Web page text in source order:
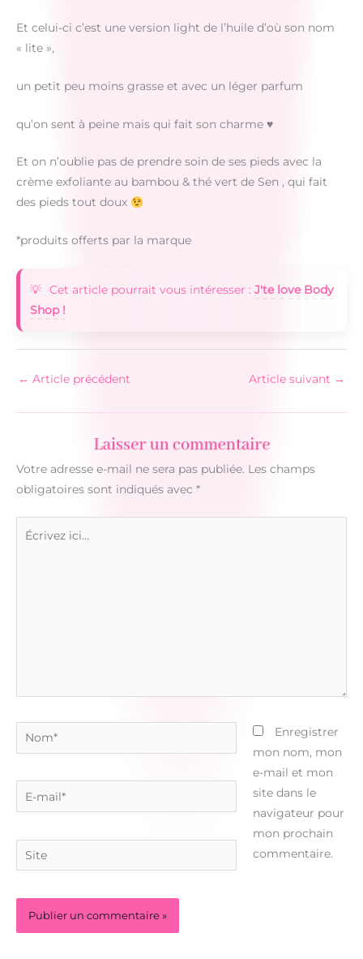
Et celui-ci c’est une version light de l’huile d’où son nom
« lite »,
un petit peu moins grasse et avec un léger parfum
qu’on sent à peine mais qui fait son charme ♥
Et on n’oublie pas de prendre soin de ses pieds avec la
crème exfoliante au bambou & thé vert de Sen , qui fait
des pieds tout doux
*produits offerts par la marque
Cet article pourrait vous intéresser : J'te love Body
Shop !
← Article précédent Article suivant →
Laisser un commentaire
Votre adresse e-mail ne sera pas publiée. Les champs
obligatoires sont indiqués avec *
Nom*
E-
mail*
Site
Enregistrer
mon nom, mon
e-mail et mon
site dans le
navigateur pour
mon prochain
commentaire.